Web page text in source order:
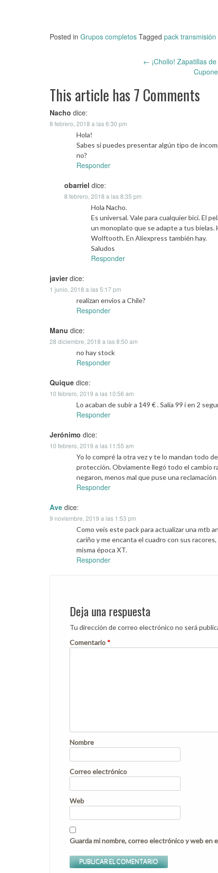
Posted in Grupos completos Tagged pack
navigation
← ¡Chollo! Zapatillas
This article has 7 Comments
Nacho dice:
8 febrero, 2018 a las 6:30 pm
Hola!
Sabes si puedes presentar algún tipo de
no?
Responder
obarriel dice:
8 febrero, 2018 a las 8:35 pm
Hola Nacho.
Es universal. Vale para cualquier bici. El
un monoplato que se adapte a tus bielas.
Wolftooth. En Aliexpress también hay.
Saludos
Responder
javier dice:
1 junio, 2018 a las 5:17 pm
realizan envios a Chile?
Responder
Manu dice:
28 diciembre, 2018 a las 8:50 am
no hay stock
Responder
Quique dice:
10 febrero, 2019 a las 10:56 am
Lo acaban de subir a 149 € . Salía 99 i en 2
Responder
Jerónimo dice:
10 febrero, 2019 a las 11:55 am
Yo lo compré la otra vez y te lo mandan todo
protección. Obviamente llegó todo el cambio
negaron, menos mal que puse una
Responder
Ave dice:
9 noviembre, 2019 a las 1:53 pm
Como veis este pack para actualizar una mtb
cariño y me encanta el cuadro con sus
misma época XT.
Responder
Deja una respuesta
Tu dirección de correo electrónico no será
Comentario *
Nombre
Correo electrónico
Web
Guarda mi nombre, correo electrónico y web en